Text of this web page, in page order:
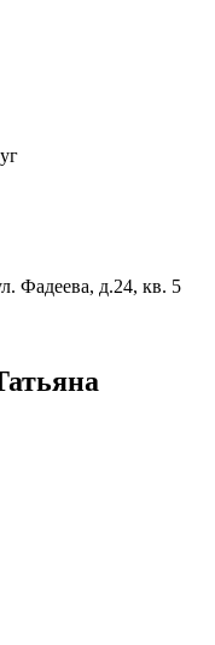
Фадеева, д.24, кв. 5